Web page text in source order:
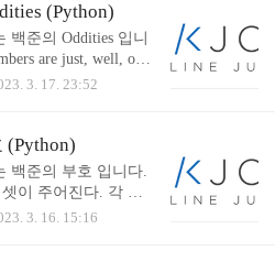
increasing order, and t
제 풀이 set 을 활용하
수에서 가장 큰 수
(Python)
백준의 Oddities 입니
are just, well, odd.
because it is not a mu
k, then n www.a
) def oddities(n): ret
3. 17. 23:52
(Python)
백준의 부호 입니다.
이 주어진다. 각 테
100,000)이 주어지
3. 16. 15:16